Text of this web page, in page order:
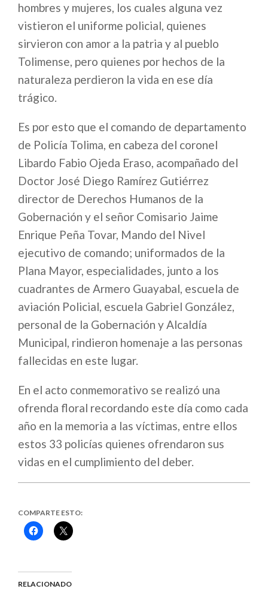
hombres y mujeres, los cuales alguna vez
vistieron el uniforme policial, quienes
sirvieron con amor a la patria y al pueblo
Tolimense, pero quienes por hechos de la
naturaleza perdieron la vida en ese día
trágico.
Es por esto que el comando de departamento
de Policía Tolima, en cabeza del coronel
Libardo Fabio Ojeda Eraso, acompañado del
Doctor José Diego Ramírez Gutiérrez
director de Derechos Humanos de la
Gobernación y el señor Comisario Jaime
Enrique Peña Tovar, Mando del Nivel
ejecutivo de comando; uniformados de la
Plana Mayor, especialidades, junto a los
cuadrantes de Armero Guayabal, escuela de
aviación Policial, escuela Gabriel González,
personal de la Gobernación y Alcaldía
Municipal, rindieron homenaje a las personas
fallecidas en este lugar.
En el acto conmemorativo se realizó una
ofrenda floral recordando este día como cada
año en la memoria a las víctimas, entre ellos
estos 33 policías quienes ofrendaron sus
vidas en el cumplimiento del deber.
COMPARTE ESTO:
Haz
clic
(Se
abre
Haz
clic
(Se
abre
RELACIONADO